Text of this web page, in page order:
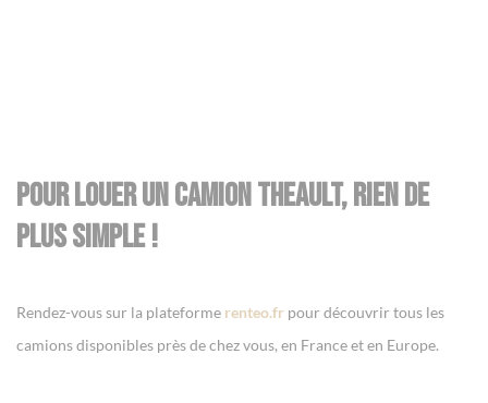
Pour louer un camion THEAULT, rien de
plus simple !
Rendez-vous sur la plateforme renteo.fr pour découvrir tous les
camions disponibles près de chez vous, en France et en Europe.